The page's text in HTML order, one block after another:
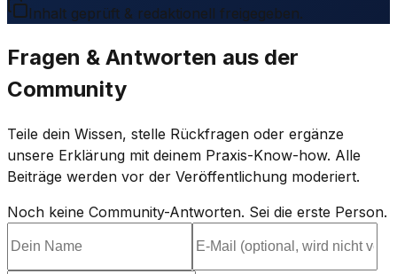
Inhalt geprüft & redaktionell freigegeben.
Fragen & Antworten aus der
Community
Teile dein Wissen, stelle Rückfragen oder ergänze
unsere Erklärung mit deinem Praxis-Know-how. Alle
Beiträge werden vor der Veröffentlichung moderiert.
Noch keine Community-Antworten. Sei die erste Person.